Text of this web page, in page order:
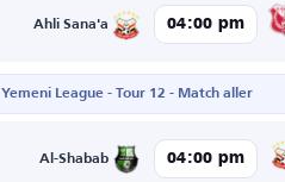
Ahli Sana'a 04:00 pm
Yemeni League - Tour 12 - Match aller
Al-Shabab 04:00 pm